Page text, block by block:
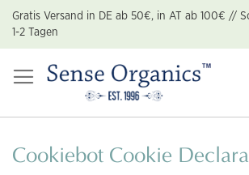
Zum
Inhalt
springen
Gratis Versand in DE ab 50€, in AT ab 100€ //
1-2 Tagen
Cookiebot Cookie